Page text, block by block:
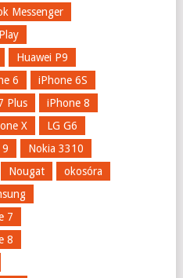
Messenger
Huawei P9
6
iPhone 6S
Plus
iPhone 8
X
LG G6
9
Nokia 3310
Nougat
okosóra
7
8